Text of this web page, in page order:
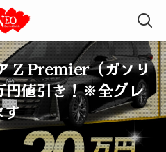
Z Premier（ガソリ
値引き！※全グレ
す